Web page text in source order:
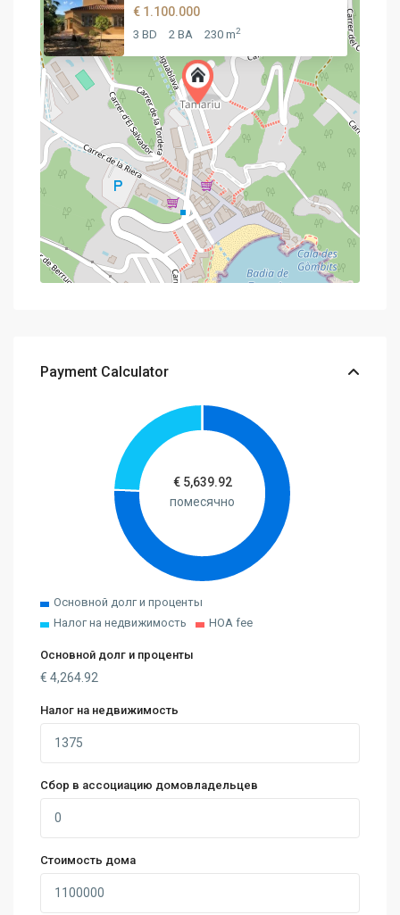
€ 1.100.000
3 BD 2 BA 230 m2
Payment Calculator
€ 5,639.92
помесячно
Основной долг и проценты
Налог на недвижимость
HOA fee
Основной долг и проценты
€4,264.92
Налог на недвижимость
Сбор в ассоциацию домовладельцев
Стоимость дома